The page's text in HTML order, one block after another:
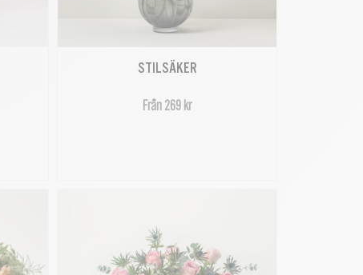
STILSÄKER
Från 269 kr